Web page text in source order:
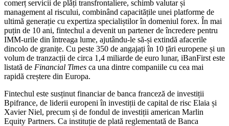
comerț servicii de plăți transfrontaliere, schimb valutar și
management al riscului, combinând capacitățile unei platforme de
ultimă generație cu expertiza specialiștilor în domeniul forex. În mai
puțin de 10 ani, fintechul a devenit un partener de încredere pentru
IMM-urile din întreaga lume, ajutându-le să-și extindă afacerile
dincolo de granițe. Cu peste 350 de angajați în 10 țări europene și un
volum de tranzacții de circa 1,4 miliarde de euro lunar, iBanFirst este
listată de Financial Times ca una dintre companiile cu cea mai
rapidă creștere din Europa.
Fintechul este susținut financiar de banca franceză de investiții
Bpifrance, de liderii europeni în investiții de capital de risc Elaia și
Xavier Niel, precum și de fondul de investiții american Marlin
Equity Partners. Ca instituție de plată reglementată de Banca